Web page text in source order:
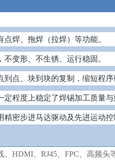
焊、拖焊（拉焊）等功能。
变形、不生锈、运行稳固。
点、块到块的复制，缩短程序
程度上稳定了焊锡加工质量与
精密步进马达驱动及先进运动
HDMI、RJ45、FPC、高频头